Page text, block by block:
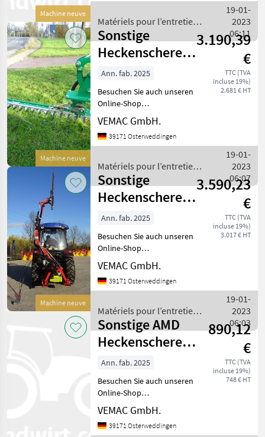
Machine neuve
Arbeitsbreite (optional
auch mit Heckenschere
120cm u
Matériels pour l’entretien
des arbres / Sonstige
19-01-
2023
06:11
Machine neuve
Sonstige
Heckenschere
Geo BRC180
180cm Neugerät
3.190,39
€
TTC (TVA
incluse 19%)
2.681 € HT
Ann. fab. 2025
Besuchen Sie auch unseren
Online-Shop
www.traktorshop24. com
Heckenschere - Geo BRC180
180cm Arbeitsbreite
Heckenschere 120cm oder
150cm erhältli
VEMAC GmbH.
39171 Osterweddingen
Matériels pour l’entretien
des arbres / Sonstige
19-01-
2023
06:07
Machine neuve
Sonstige
Heckenschere
Boxer HSC130
130cm Astschere
Mähbal
3.590,23
€
TTC (TVA
incluse 19%)
3.017 € HT
Ann. fab. 2025
Besuchen Sie auch unseren
Online-Shop
www.traktorshop24. com
Heckenschere - Boxer
HSC130 130cm
auch mit Heckenschere
160cm erhältlich) Neuge
VEMAC GmbH.
39171 Osterweddingen
Matériels pour l’entretien
des arbres / Sonstige
19-01-
2023
06:03
Sonstige AMD
Heckenschere
180cm Mulcher
hydraulisch NEU
890,12
€
TTC (TVA
incluse 19%)
748 € HT
Ann. fab. 2025
Besuchen Sie auch unseren
Online-Shop
www.traktorshop24. com
VEMAC Geo AMD180 testata
Heckenschere mit
VEMAC GmbH.
39171 Osterweddingen